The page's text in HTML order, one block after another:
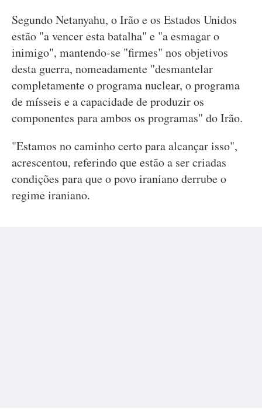
Segundo Netanyahu, o Irão e os Estados Unidos
estão "a vencer esta batalha" e "a esmagar o
inimigo", mantendo-se "firmes" nos objetivos
desta guerra, nomeadamente "desmantelar
completamente o programa nuclear, o programa
de mísseis e a capacidade de produzir os
componentes para ambos os programas" do Irão.
"Estamos no caminho certo para alcançar isso",
acrescentou, referindo que estão a ser criadas
condições para que o povo iraniano derrube o
regime iraniano.